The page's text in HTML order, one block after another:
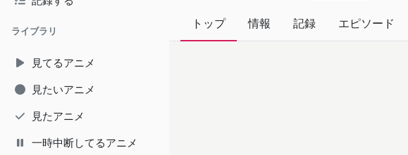
ライブラリ
見てるアニメ
見たいアニメ
見たアニメ
一時中断してるアニメ
トップ 情報 記録 エピソード